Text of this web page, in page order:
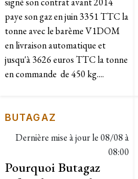
paye son gaz en juin 3351 TTC la
tonne avec le barème V1DOM
en livraison automatique et
jusqu'à 3626 euros TTC la tonne
en commande de 450 kg....
BUTAGAZ
Dernière mise à jour le08/08 à
08:00
Pourquoi Butagaz